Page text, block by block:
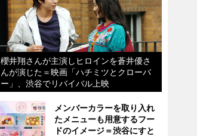
櫻井翔さんが主演しヒロインを蒼井優さ
んが演じた＝映画「ハチミツとクローバ
ー」、渋谷でリバイバル上映
メンバーカラーを取り入れ
たメニューも用意するフー
ドのイメージ＝渋谷にすと